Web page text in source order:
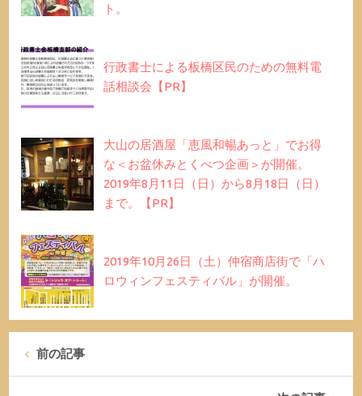
ト。
行政書士による板橋区民のための無料電
話相談会【PR】
大山の居酒屋「恵風和暢あっと」でお得
な＜お盆休みとくべつ企画＞が開催。
2019年8月11日（日）から8月18日（日）
まで。【PR】
2019年10月26日（土）仲宿商店街で「ハ
ロウィンフェスティバル」が開催。
前の記事